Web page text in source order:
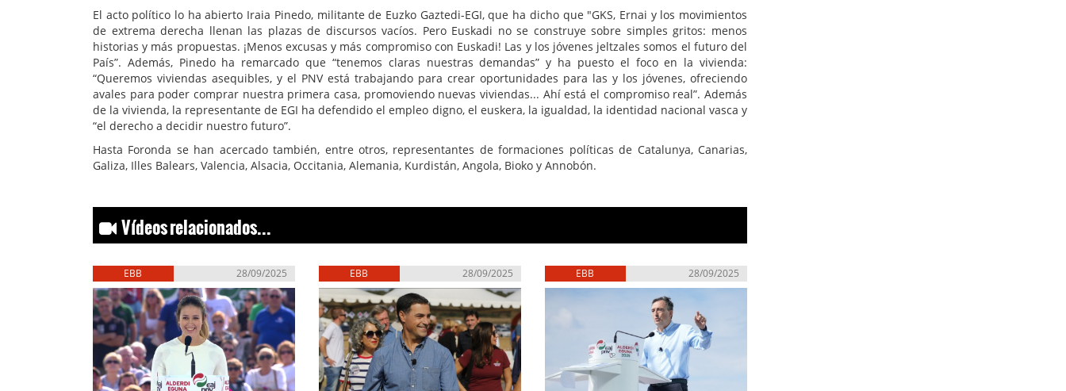
El acto político lo ha abierto Iraia Pinedo, militante de Euzko Gaztedi-EGI, que ha dicho que "GKS, Ernai y los movimientos
de extrema derecha llenan las plazas de discursos vacíos. Pero Euskadi no se construye sobre simples gritos: menos
historias y más propuestas. ¡Menos excusas y más compromiso con Euskadi! Las y los jóvenes jeltzales somos el futuro del
País”. Además, Pinedo ha remarcado que “tenemos claras nuestras demandas” y ha puesto el foco en la vivienda:
“Queremos viviendas asequibles, y el PNV está trabajando para crear oportunidades para las y los jóvenes, ofreciendo
avales para poder comprar nuestra primera casa, promoviendo nuevas viviendas... Ahí está el compromiso real”. Además
de la vivienda, la representante de EGI ha defendido el empleo digno, el euskera, la igualdad, la identidad nacional vasca y
“el derecho a decidir nuestro futuro”.
Hasta Foronda se han acercado también, entre otros, representantes de formaciones políticas de Catalunya, Canarias,
Galiza, Illes Balears, Valencia, Alsacia, Occitania, Alemania, Kurdistán, Angola, Bioko y Annobón.
Vídeos relacionados...
EBB 28/09/2025 EBB 28/09/2025 EBB 28/09/2025